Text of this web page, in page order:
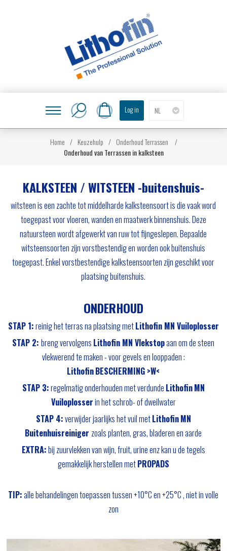
NL
Log in
Home / Keuzehulp / Onderhoud Terrassen
/
Onderhoud van Terrassen in kalksteen
KALKSTEEN / WITSTEEN -buitenshuis-
witsteen is een zachte tot middelharde kalksteensoort is die vaak word
toegepast voor vloeren, wanden en maatwerk binnenshuis. Deze
natuursteen wordt afgewerkt van ruw tot fijngeslepen. Bepaalde
witsteensoorten zijn vorstbestendig en worden ook buitenshuis
toegepast. Enkel vorstbestendige kalksteensoorten zijn geschikt voor
plaatsing buitenshuis.
ONDERHOUD
STAP 1:reinig het terras na plaatsing metLithofin MN Vuiloplosser
STAP 2:breng vervolgens Lithofin MN Vlekstopaan om de steen
vlekwerend te maken - voor gevels en looppaden :
LithofinBESCHERMING >W<
STAP 3:regelmatig onderhouden met verdunde LithofinMN
Vuiloplosserin het schrob- of dweilwater
STAP 4:verwijder jaarlijks het vuil metLithofinMN
Buitenhuisreiniger zoals planten, gras, bladeren en aarde
EXTRA:bij zuurvlekken van wijn, fruit, urine enz kan u de tegels
gemakkelijk herstellen metPROPADS
TIP:alle behandelingen toepassen tussen +10°C en +25°C , niet in volle
zon